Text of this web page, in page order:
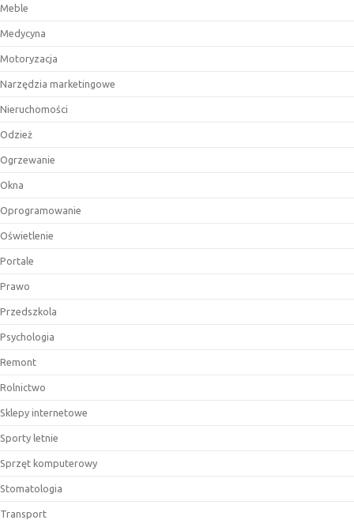
Meble
Medycyna
Motoryzacja
Narzędzia marketingowe
Nieruchomości
Odzież
Ogrzewanie
Okna
Oprogramowanie
Oświetlenie
Portale
Prawo
Przedszkola
Psychologia
Remont
Rolnictwo
Sklepy internetowe
Sporty letnie
Sprzęt komputerowy
Stomatologia
Transport